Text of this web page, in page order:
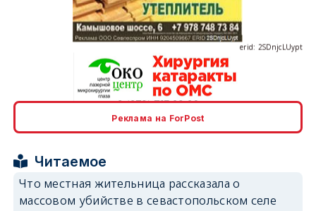
Реклама на ForPost
Читаемое
Что местная жительница рассказала о
массовом убийстве в севастопольском селе